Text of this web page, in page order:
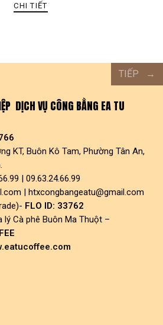
CHI TIẾT
TIẾP
DỊCH VỤ CÔNG BẰNG EA TU
KT, Buôn Kô Tam, Phường Tân An,
| 09.63.24.66.99
| htxcongbangeatu@gmail.com
FLO ID: 33762
lý Cà phê Buôn Ma Thuột –